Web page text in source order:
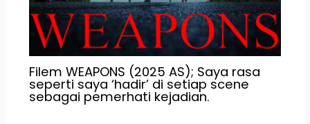
Filem WEAPONS (2025 AS); Saya rasa
seperti saya ‘hadir’ di setiap scene
sebagai pemerhati kejadian.